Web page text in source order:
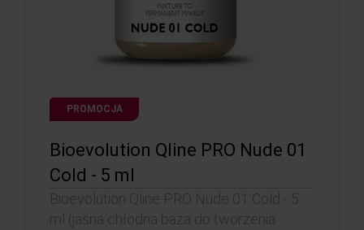
PROMOCJA
Bioevolution Qline PRO Nude 01
Cold - 5 ml
Bioevolution Qline PRO Nude 01 Cold - 5
ml (jasna chłodna baza do tworzenia